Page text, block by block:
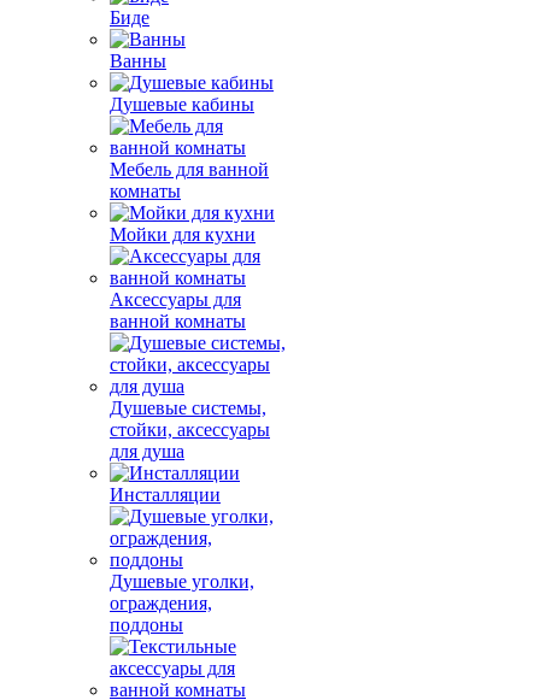
Биде
Ванны
Душевые кабины
Мебель для ванной
комнаты
Мойки для кухни
Аксессуары для
ванной комнаты
Душевые системы,
стойки, аксессуары
для душа
Инсталляции
Душевые уголки,
ограждения,
поддоны